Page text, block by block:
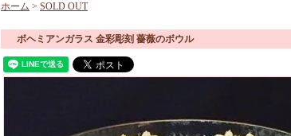
ホーム > SOLD OUT
ボヘミアンガラス 金彩彫刻 薔薇のボウル